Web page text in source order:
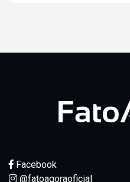
Facebook
@fatoagoraoficial